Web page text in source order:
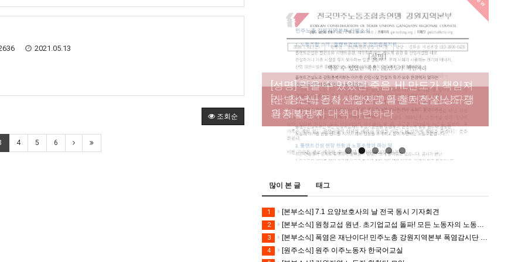
2021.05.13
조회순
4 5 6
[성명] 막을 수 있었던 죽음, HL만도가 책임져
라 : 청년노동자 사망사고의 철저한 진상규명
과 재발방지 대책 마련하라
[산별소식] 건설산업연맹 플랜트건설노조 강
원충북지부
[강릉,속초,원주,춘천] 폭염감시단 사업 이모저
모
[조합원☆인터뷰] 서비스연맹 전국학교비정
규직노동조합 강원지부 김유미 춘천지회장
[본부소식] 강원지역 노동자 합창단 모임
많이 본 글 태그
1 [본부소식] 7.1 요양보호사의 날 전국 동시 기자회견
2 [본부소식] 원청교섭 원년. 초기업교섭 돌파! 모든 노동자의 노동기본권 쟁취! 민주노총 7.15 총파업대회
3 [본부소식] 폭염은 재난이다! 민주노총 강원지역본부 폭염감시단 선포 기자회견
4 [원주소식] 원주 이주노동자 한국어교실